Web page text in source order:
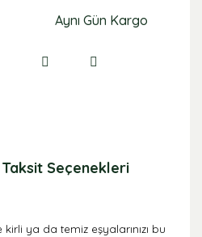
Aynı Gün Kargo
Taksit Seçenekleri
ya da temiz eşyalarınızı bu